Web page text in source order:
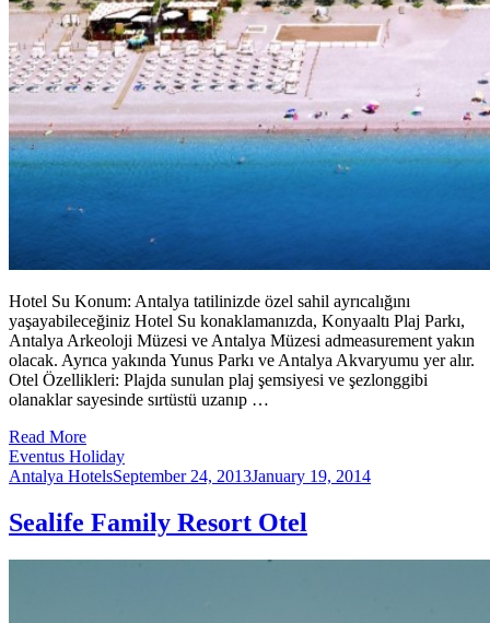
Hotel Su Konum: Antalya tatilinizde özel sahil ayrıcalığını
yaşayabileceğiniz Hotel Su konaklamanızda, Konyaaltı Plaj Parkı,
Antalya Arkeoloji Müzesi ve Antalya Müzesi admeasurement yakın
olacak. Ayrıca yakında Yunus Parkı ve Antalya Akvaryumu yer alır.
Otel Özellikleri: Plajda sunulan plaj şemsiyesi ve şezlonggibi
olanaklar sayesinde sırtüstü uzanıp …
Read More
Eventus Holiday
Antalya HotelsSeptember 24, 2013January 19, 2014
Sealife Family Resort Otel